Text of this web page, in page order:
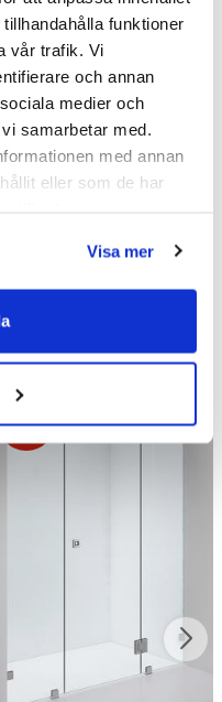
funktioner
vår trafik. Vi
och annan
medier och
samarbetar med.
med annan
eller som de har
Visa mer
)
Kampanj